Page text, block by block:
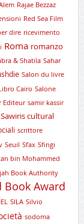
Rajae Bezzaz
Red Sea Film
dire ricevimento
Roma romanzo
& Shatila Sahar
Salon du livre
Cairo Salone
Editeur samir kassir
Sawiris cultural
scrittore
Seuil Sfax Sfingi
bin Mohammed
Book Authority
Book Award
SILA Silvio
sodoma